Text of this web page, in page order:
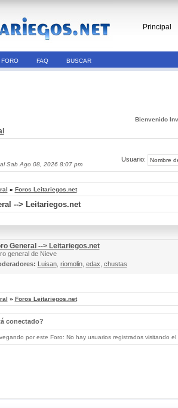
Principal
FAQ BUSCAR
Bienvenido
Sab Ago 08, 2026 8:07 pm
Usuario:
» Foros Leitariegos.net
--> Leitariegos.net
General --> Leitariegos.net
general de Nieve
Luisan, riomolin, edax chustas
» Foros Leitariegos.net
conectado?
por este Foro: No hay usuarios registrados visitando